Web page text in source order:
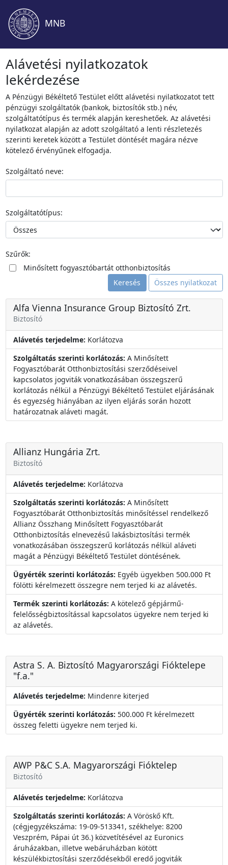
MNB
Alávetési nyilatkozatok
lekérdezése
A Pénzügyi Békéltető Testület előtt alávetési nyilatkozatot tett
pénzügyi szolgáltatók (bankok, biztosítók stb.) név,
szolgáltatótípus és termék alapján kereshetőek. Az alávetési
nyilatkozat alapján az adott szolgáltató a lenti részletezés
szerinti keretek között a Testület döntését magára nézve
kötelező érvényűnek elfogadja.
Szolgáltató neve:
Szolgáltatótípus:
Szűrők:
Minősített fogyasztóbartát otthonbiztosítás
Keresés
Összes nyilatkozat
Alfa Vienna Insurance Group Biztosító Zrt.
Biztosító
Alávetés terjedelme: Korlátozva
Szolgáltatás szerinti korlátozás: A Minősített
Fogyasztóbarát Otthonbiztosítási szerződéseivel
kapcsolatos jogviták vonatkozásában összegszerű
korlátozás nélkül a Pénzügyi Békéltető Testület eljárásának
és egyezség hiányában az ilyen eljárás során hozott
határozatnak aláveti magát.
Allianz Hungária Zrt.
Biztosító
Alávetés terjedelme: Korlátozva
Szolgáltatás szerinti korlátozás: A Minősített
Fogyasztóbarát Otthonbiztosítás minősítéssel rendelkező
Allianz Összhang Minősített Fogyasztóbarát
Otthonbiztosítás elnevezésű lakásbiztosítási termék
vonatkozásában összegszerű korlátozás nélkül aláveti
magát a Pénzügyi Békéltető Testület döntésének.
Ügyérték szerinti korlátozás: Egyéb ügyekben 500.000 Ft
fölötti kérelmezett összegre nem terjed ki az alávetés.
Termék szerinti korlátozás: A kötelező gépjármű-
felelősségbiztosítással kapcsolatos ügyekre nem terjed ki
az alávetés.
Astra S. A. Biztosító Magyarországi Fióktelepe
"f.a."
Alávetés terjedelme: Mindenre kiterjed
Ügyérték szerinti korlátozás: 500.000 Ft kérelmezett
összeg feletti ügyekre nem terjed ki.
AWP P&C S.A. Magyarországi Fióktelep
Biztosító
Alávetés terjedelme: Korlátozva
Szolgáltatás szerinti korlátozás: A Vöröskő Kft.
(cégjegyzékszáma: 19-09-513341, székhelye: 8200
Veszprém, Pápai út 36.) közvetítésével az Euronics
áruházakban, illetve webáruházban kötött
készülékbiztosítási szerződésekből eredő jogviták